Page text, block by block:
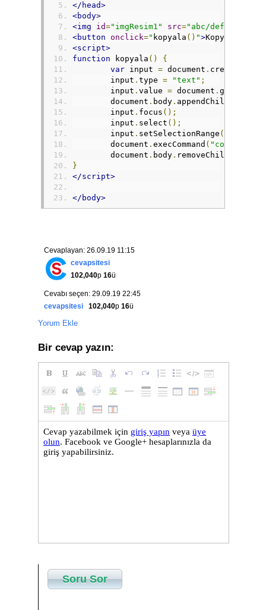
</head>
<body>
<img
id="imgResim1" src="abc/def.png"
<button onclick=" kopyala () ">Kopyala
<script>
function kopyala ()
{
var input = document .
	input
. type = "text" ;
	input
. value = document .
	document
. body . appendChild
	input
. focus ();
	input
. select ();
	input
. setSelectionRange (
	document
. execCommand ( "copy"
	document
. body . removeChild
}
</script>
</body>
Cevaplayan: 26.09.19 11:15
cevapsitesi
102,040p 16ü
Cevabı seçen: 29.09.19 22:45
cevapsitesi
102,040p 16ü
Yorum Ekle
Bir cevap yazın:
Soru Sor